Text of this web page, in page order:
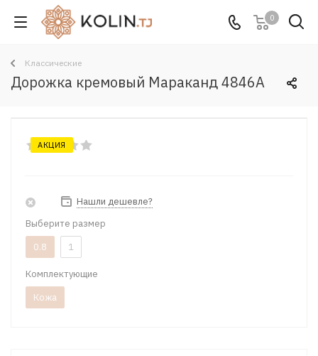
0
Классические
Дорожка кремовый Мараканд 4846A
АКЦИЯ
Нашли дешевле?
Выберите размер
0.8
1
Комплектующие
Кожа